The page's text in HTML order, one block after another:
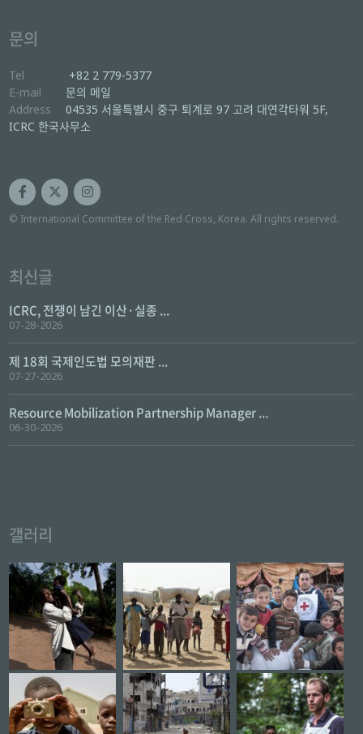
문의
Tel
+82 2 779-5377
E-mail
문의 메일
Address
04535 서울특별시 중구 퇴계로 97 고려 대연각타워 5F,
ICRC 한국사무소
© International Committee of the Red Cross, Korea. All rights reserved.
최신글
ICRC, 전쟁이 남긴 이산·실종 ...
07-28-2026
제 18회 국제인도법 모의재판 ...
07-27-2026
Resource Mobilization Partnership Manager ...
06-30-2026
갤러리